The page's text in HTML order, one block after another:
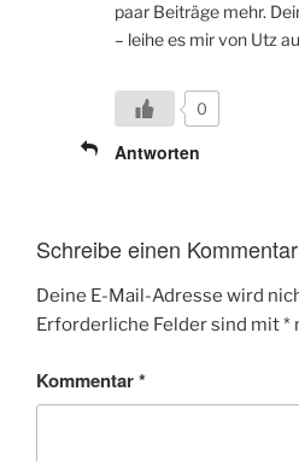
paar Beiträge mehr.
– leihe es mir von Utz
0
Antworten
Schreibe einen Kommentar
Deine E-Mail-Adresse wird
Erforderliche Felder sind mit*
Kommentar*